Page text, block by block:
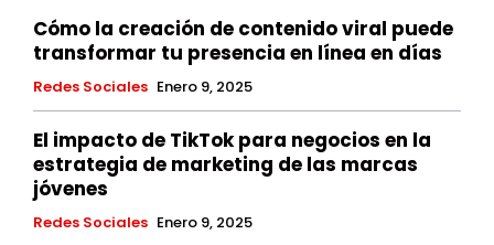
Cómo la creación de contenido viral puede
transformar tu presencia en línea en días
Redes Sociales Enero 9, 2025
El impacto de TikTok para negocios en la
estrategia de marketing de las marcas
jóvenes
Redes Sociales Enero 9, 2025